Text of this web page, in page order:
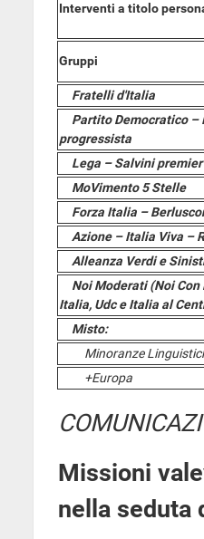
Interventi a titolo
Gruppi
Fratelli d'Italia
Partito Democratico –
progressista
Lega – Salvini premier
MoVimento 5 Stelle
Forza Italia –
Azione – Italia Viva –
Alleanza Verdi e
Noi Moderati (Noi Con
Italia, Udc e Italia al
Misto:
Minoranze
+Europa
Missioni
nella seduta